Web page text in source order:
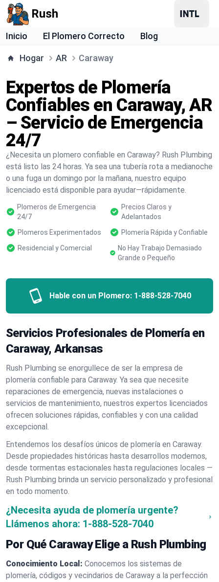
Rush
Inicio El Plomero Correcto Blog
Hogar AR Caraway
Expertos de Plomería
Confiables en Caraway, AR
– Servicio de Emergencia
24/7
¿Necesita un plomero confiable en Caraway? Rush Plumbing
está listo las 24 horas. Ya sea una tubería rota a medianoche
o una fuga un domingo por la mañana, nuestro equipo
licenciado está disponible para ayudar—rápidamente.
Plomeros de Emergencia
24/7
Precios Claros y
Adelantados
Plomeros Experimentados
Plomería Rápida y Confiable
Residencial y Comercial
No Hay Trabajo Demasiado
Grande o Pequeño
Hable con un Plomero: 1-888-528-7040
Servicios Profesionales de Plomería en
Caraway, Arkansas
Rush Plumbing se enorgullece de ser la empresa de
plomería confiable para Caraway. Ya sea que necesite
reparaciones de emergencia, nuevas instalaciones o
servicios de mantenimiento, nuestros expertos licenciados
ofrecen soluciones rápidas, confiables y con una calidad
excepcional.
Entendemos los desafíos únicos de plomería en Caraway.
Desde propiedades históricas hasta desarrollos modernos,
desde tormentas estacionales hasta regulaciones locales —
Rush Plumbing brinda un servicio personalizado y profesional
en todo momento.
¿Necesita ayuda de plomería urgente?
Llámenos ahora: 1-888-528-7040
Por Qué Caraway Elige a Rush Plumbing
Conocimiento Local: Conocemos los sistemas de
plomería, códigos y vecindarios de Caraway a la perfección